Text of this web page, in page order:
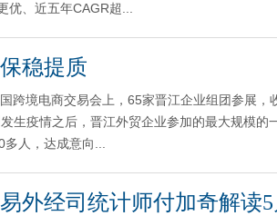
优、近五年CAGR超...
稳提质
跨境电商交易会上，65家晋江企业组团参展
生疫情之后，晋江外贸企业参加的最大规模的
人，达成意向...
外经司统计师付加奇解读